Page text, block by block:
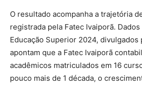
O resultado acompanha a trajetória
registrada pela Fatec Ivaiporã.
Educação Superior 2024, divulgados
apontam que a Fatec Ivaiporã
acadêmicos matriculados em 16
pouco mais de 1 década, o